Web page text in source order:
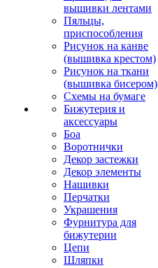
вышивки лентами
Пяльцы,
приспособления
Рисунок на канве
(вышивка крестом)
Рисунок на ткани
(вышивка бисером)
Схемы на бумаге
Бижутерия и
аксессуары
Боа
Воротнички
Декор застежки
Декор элементы
Нашивки
Перчатки
Украшения
Фурнитура для
бижутерии
Цепи
Шляпки